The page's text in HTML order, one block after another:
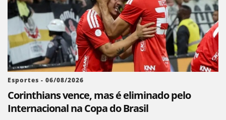
Esportes - 06/08/2026
Corinthians vence, mas é eliminado pelo
Internacional na Copa do Brasil